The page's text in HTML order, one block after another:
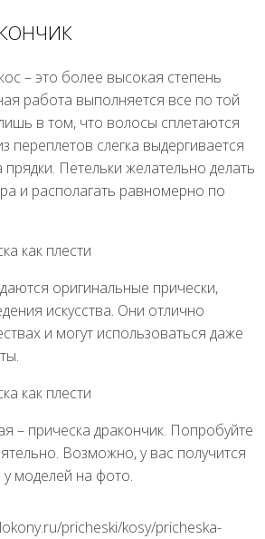
– это более высокая степень
работа выполняется все по той
в том, что волосы сплетаются
переплетов слегка выдергивается
прядки. Петельки желательно делать
и располагать равномерно по
оригинальные прически,
искусства. Они отлично
и могут использоваться даже
– прическа дракончик. Попробуйте
Возможно, у вас получится
у моделей на фото.
pricheski/kosy/pricheska-